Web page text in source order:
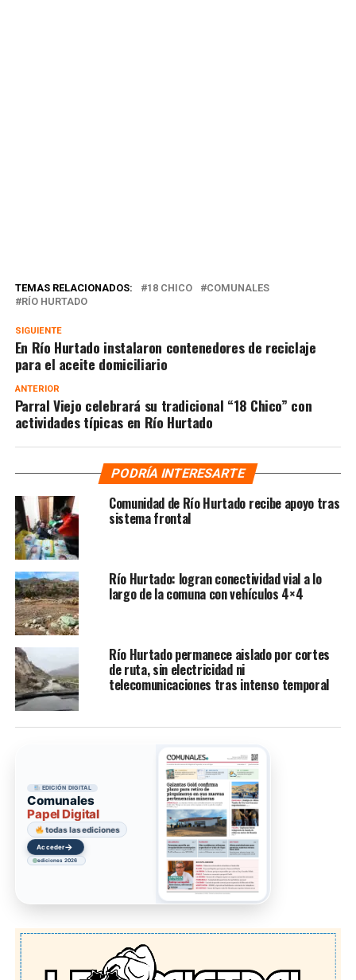
TEMAS RELACIONADOS: 18 CHICO
COMUNALES
RÍO HURTADO
SIGUIENTE
En Río Hurtado instalaron contenedores de reciclaje
para el aceite domiciliario
ANTERIOR
Parral Viejo celebrará su tradicional “18 Chico” con
actividades típicas en Río Hurtado
PODRÍA INTERESARTE
Comunidad de Río Hurtado recibe apoyo tras
sistema frontal
Río Hurtado: logran conectividad vial a lo
largo de la comuna con vehículos 4×4
Río Hurtado permanece aislado por cortes
de ruta, sin electricidad ni
telecomunicaciones tras intenso temporal
EDICIÓN DIGITAL
Comunales
Papel Digital
todas las ediciones
Acceder→
ediciones 2026